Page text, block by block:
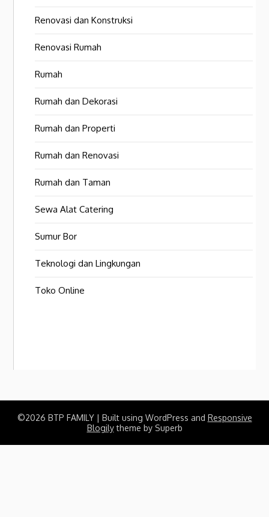
Renovasi dan Konstruksi
Renovasi Rumah
Rumah
Rumah dan Dekorasi
Rumah dan Properti
Rumah dan Renovasi
Rumah dan Taman
Sewa Alat Catering
Sumur Bor
Teknologi dan Lingkungan
Toko Online
©2026 BTP FAMILY | Built using WordPress and Responsive
Blogilytheme by Superb